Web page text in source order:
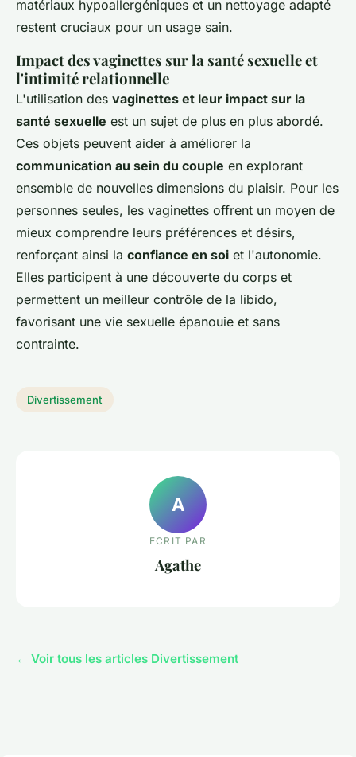
matériaux hypoallergéniques et un nettoyage adapté
restent cruciaux pour un usage sain.
Impact des vaginettes sur la santé sexuelle et
l'intimité relationnelle
L'utilisation des vaginettes et leur impact sur la
santé sexuelle est un sujet de plus en plus abordé.
Ces objets peuvent aider à améliorer la
communication au sein du couple en explorant
ensemble de nouvelles dimensions du plaisir. Pour les
personnes seules, les vaginettes offrent un moyen de
mieux comprendre leurs préférences et désirs,
renforçant ainsi la confiance en soi et l'autonomie.
Elles participent à une découverte du corps et
permettent un meilleur contrôle de la libido,
favorisant une vie sexuelle épanouie et sans
contrainte.
Divertissement
A
ECRIT PAR
Agathe
← Voir tous les articles Divertissement